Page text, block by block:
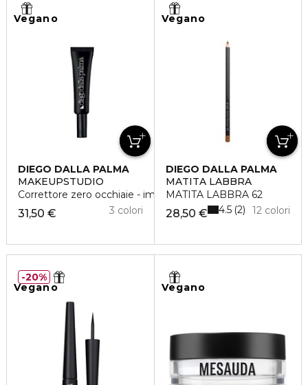
Vegano
DIEGO DALLA PALMA
MAKEUPSTUDIO
Correttore zero occhiaie - imperfezioni
31,50 € 3 colori
Vegano
DIEGO DALLA PALMA
MATITA LABBRA
MATITA LABBRA 62
28,50 € 12 colori
4.5 2
Vegano
20%
Vegano